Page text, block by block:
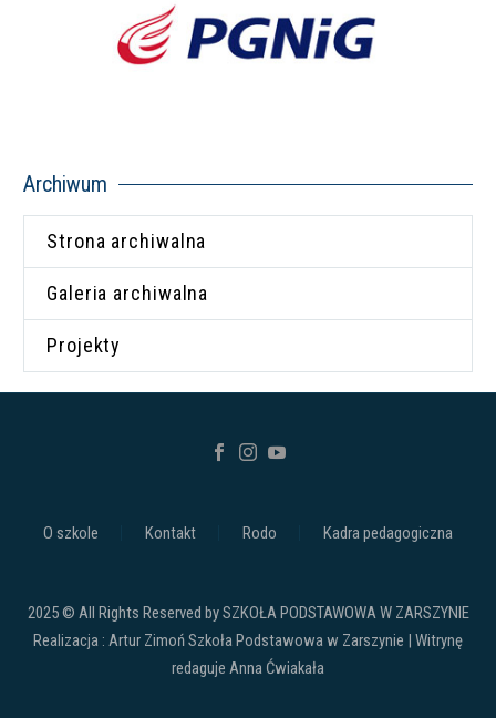
Archiwum
Strona archiwalna
Galeria archiwalna
Projekty
O szkole Kontakt Rodo Kadra pedagogiczna
2025 © All Rights Reserved by SZKOŁA PODSTAWOWA W ZARSZYNIE
Realizacja : Artur Zimoń Szkoła Podstawowa w Zarszynie | Witrynę
redaguje Anna Ćwiakała